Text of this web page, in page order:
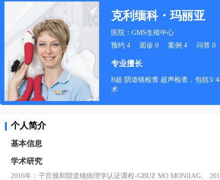
克利缅科・玛丽亚
医院：GMS生殖中心
预约 4 面诊 0 案例 4 问答 0
专业擅长
B超 阴道镜检查 超声检查，包括3/
术
个人简介
基本信息
学术研究
2016年：子宫颈和阴道镜病理学认证课程-GBUZ MO MONIIAG。